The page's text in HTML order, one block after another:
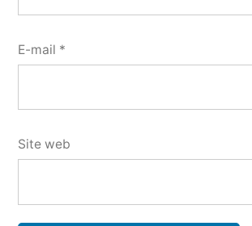
E-mail *
Site web